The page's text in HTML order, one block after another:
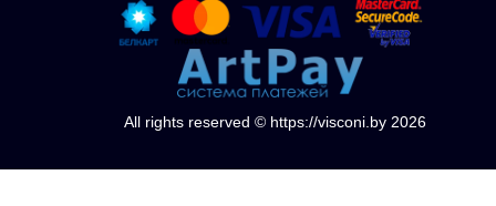
All rights reserved © https://visconi.by 2026